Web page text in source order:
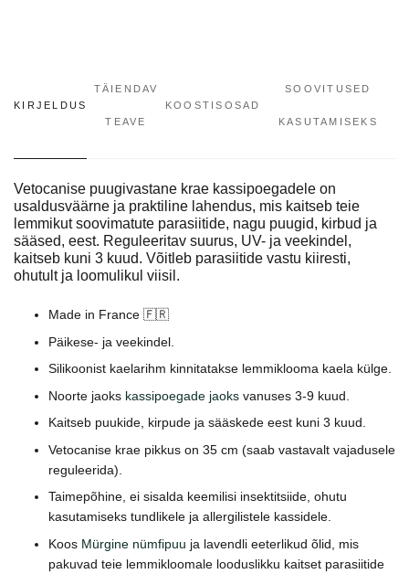
KIRJELDUS
TÄIENDAV
TEAVE
KOOSTISOSAD
SOOVITUSED
KASUTAMISEKS
Vetocanise puugivastane krae kassipoegadele on
usaldusväärne ja praktiline lahendus, mis kaitseb teie
lemmikut soovimatute parasiitide, nagu puugid, kirbud ja
sääsed, eest. Reguleeritav suurus, UV- ja veekindel,
kaitseb kuni 3 kuud. Võitleb parasiitide vastu kiiresti,
ohutult ja loomulikul viisil.
Made in France 🇫🇷
Päikese- ja veekindel.
Silikoonist kaelarihm kinnitatakse lemmiklooma kaela külge.
Noorte jaoks kassipoegade jaoksvanuses 3-9 kuud.
Kaitseb puukide, kirpude ja sääskede eest kuni 3 kuud.
Vetocanise krae pikkus on 35 cm (saab vastavalt vajadusele
reguleerida).
Taimepõhine, ei sisalda keemilisi insektitsiide, ohutu
kasutamiseks tundlikele ja allergilistele kassidele.
Koos Mürgine nümfipuu ja lavendli eeterlikud õlid, mis
pakuvad teie lemmikloomale looduslikku kaitset parasiitide